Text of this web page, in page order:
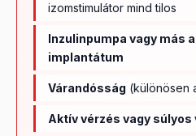
izomstimulátor mind tilos
Inzulinpumpa vagy más
implantátum
Várandósság (különösen
Aktív vérzés vagy